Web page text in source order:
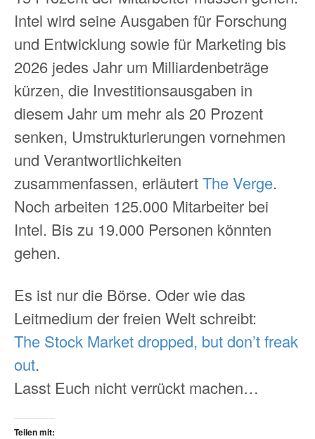
Intel wird seine Ausgaben für Forschung
und Entwicklung sowie für Marketing bis
2026 jedes Jahr um Milliardenbeträge
kürzen, die Investitionsausgaben in
diesem Jahr um mehr als 20 Prozent
senken, Umstrukturierungen vornehmen
und Verantwortlichkeiten
zusammenfassen, erläutertThe Verge.
Noch arbeiten 125.000 Mitarbeiter bei
Intel. Bis zu 19.000 Personen könnten
gehen.
Es ist nur die Börse. Oder wie das
Leitmedium der freien Welt schreibt:
The Stock Market dropped, but don’t freak
out.
Lasst Euch nicht verrückt machen…
Teilen mit: